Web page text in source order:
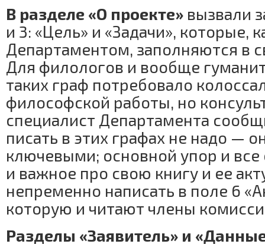
В разделе «О проекте» вызвали
и 3: «Цель» и «Задачи», которые,
Департаментом, заполняются в
Для филологов и вообще
таких граф потребовало
философской работы, но
специалист Департамента
писать в этих графах не надо —
ключевыми; основной упор и все
и важное про свою книгу и ее
непременно написать в поле 6
которую и читают члены
Разделы «Заявитель» и